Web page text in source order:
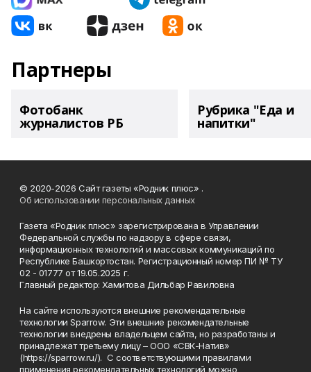
Партнеры
Фотобанк
журналистов РБ
Рубрика "Еда и
напитки"
© 2020-2026 Сайт газеты «Родник плюс» .
Об использовании персональных данных
Газета «Родник плюс» зарегистрирована в Управлении
Федеральной службы по надзору в сфере связи,
информационных технологий и массовых коммуникаций по
Республике Башкортостан. Регистрационный номер ПИ № ТУ
02 - 01777 от 19.05.2025 г.
Главный редактор: Хамитова Дильбар Равиловна
На сайте используются внешние рекомендательные
технологии Sparrow. Эти внешние рекомендательные
технологии внедрены владельцем сайта, но разработаны и
принадлежат третьему лицу – ООО «СВК-Натив»
(https://sparrow.ru/). С соответствующими правилами
применения рекомендательных технологий можно